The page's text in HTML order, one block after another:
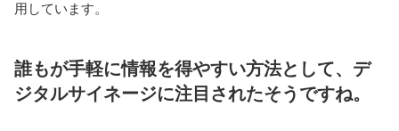
用しています。
誰もが手軽に情報を得やすい方法として、デ
ジタルサイネージに注目されたそうですね。